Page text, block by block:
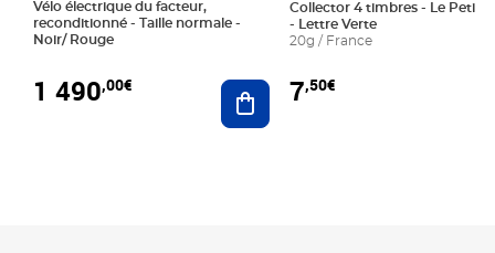
Vélo électrique du facteur,
reconditionné - Taille normale -
Noir/ Rouge
1 490,00€ Ajouter au panier
Collector 4 timbres - Le Petit
- Lettre Verte
20g / France
7,50€